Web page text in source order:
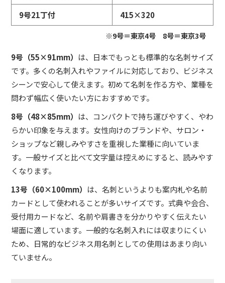
9号21丁付
415×320
※9号＝東京4号 8号＝東京3号
9号（55×91mm） は、日本でもっとも標準的な名刺サイズ
です。多くの名刺入れやファイルに対応しており、ビジネス
シーンで安心して使えます。初めて名刺を作る方や、業種を
問わず幅広く使いたい方におすすめです。
8号（48×85mm） は、コンパクトで持ち運びやすく、やわ
らかい印象を与えます。女性向けのブランドや、サロン・
ショップなど親しみやすさを重視した業種に向いていま
す。一般サイズと比べて文字量は控えめにすると、読みやす
くなります。
13号（60×100mm） は、名刺というよりも案内札や名前
カードとして使われることが多いサイズです。式典や会合、
受付用カードなど、名前や肩書きを分かりやすく伝えたい
場面に適しています。一般的な名刺入れには収まりにくい
ため、日常的なビジネス用名刺としての使用はあまり向い
ていません。